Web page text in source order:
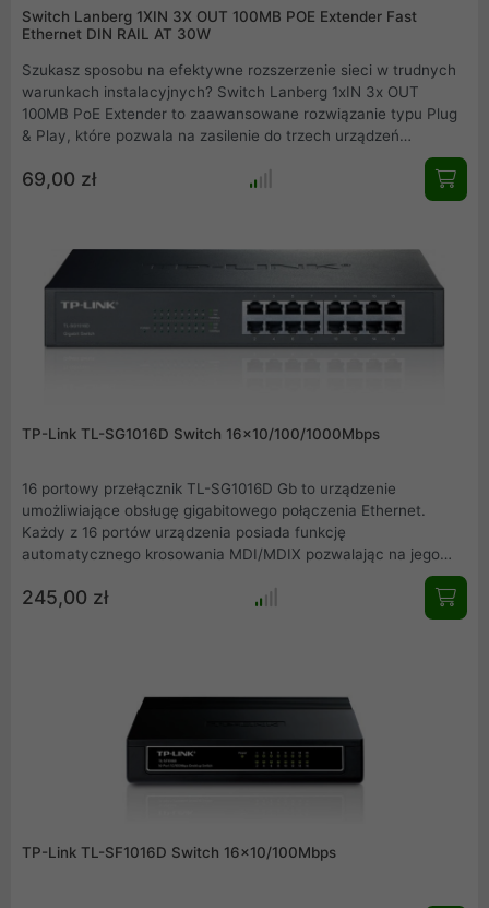
Switch Lanberg 1XIN 3X OUT 100MB POE Extender Fast
Ethernet DIN RAIL AT 30W
Szukasz sposobu na efektywne rozszerzenie sieci w trudnych
warunkach instalacyjnych? Switch Lanberg 1xIN 3x OUT
100MB PoE Extender to zaawansowane rozwiązanie typu Plug
& Play, które pozwala na zasilenie do trzech urządzeń
wsparciu standardów IEEE 802.3af/at oraz wytrzymałej
instalacjach teletechnicznych. Ten kompaktowy extender
eliminuje potrzebę prowadzenia dodatkowego okablowania
zasilającego, oferując stabilną transmisję danych i mocy 30W
wszędzie tam, gdzie liczy się niezawodność oraz oszczędność
miejsca.
69,00 zł
TP-Link TL-SG1016D Switch 16x10/100/1000Mbps
16 portowy przełącznik TL-SG1016D Gb to urządzenie
umożliwiające obsługę gigabitowego połączenia Ethernet.
Każdy z 16 portów urządzenia posiada funkcję
automatycznego krosowania MDI/MDIX pozwalając na jego
szybką instalację bez konieczności sprawdzania typu użytych
kabli. Ponadto, przełącznik TL-SG1016D jest przyjazny dla
245,00 zł
TP-Link TL-SF1016D Switch 16x10/100Mbps